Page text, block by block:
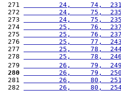
271
         24,     74,  231
272
         24,     75,  235
273
         24,     75,  235
274
         25,     76,  237
275
         25,     76,  237
276
         25,     77,  243
277
25,     78,
278
         25,     78,  246
279
         26,     79,  249
280
         26,     79,  250
281
         26,     80,  251
282
26,     80,